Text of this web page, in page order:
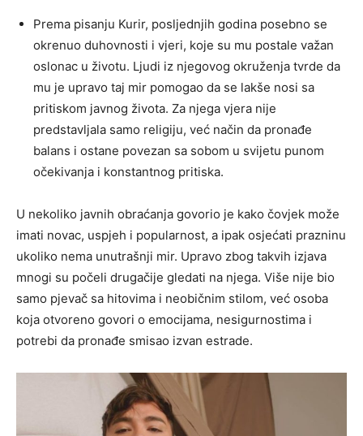
Prema pisanju Kurir, posljednjih godina posebno se
okrenuo duhovnosti i vjeri, koje su mu postale važan
oslonac u životu. Ljudi iz njegovog okruženja tvrde da
mu je upravo taj mir pomogao da se lakše nosi sa
pritiskom javnog života. Za njega vjera nije
predstavljala samo religiju, već način da pronađe
balans i ostane povezan sa sobom u svijetu punom
očekivanja i konstantnog pritiska.
U nekoliko javnih obraćanja govorio je kako čovjek može
imati novac, uspjeh i popularnost, a ipak osjećati prazninu
ukoliko nema unutrašnji mir. Upravo zbog takvih izjava
mnogi su počeli drugačije gledati na njega. Više nije bio
samo pjevač sa hitovima i neobičnim stilom, već osoba
koja otvoreno govori o emocijama, nesigurnostima i
potrebi da pronađe smisao izvan estrade.